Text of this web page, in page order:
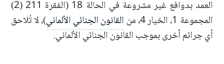
العمد بدوافع غير مشروعة في الحالة 18 (الفقرة 211 (2)
المجموعة 1، الخيار 4، من
القانون الجنائي الألماني)، لا تُلاحق
أي جرائم أخرى بموجب القانون الجنائي الألماني.